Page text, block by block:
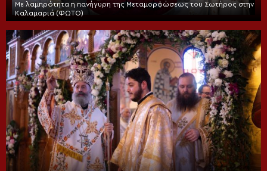
Με λαμπρότητα η πανήγυρη της Μεταμορφώσεως του Σωτήρος στην
Καλαμαριά (ΦΩΤΟ)